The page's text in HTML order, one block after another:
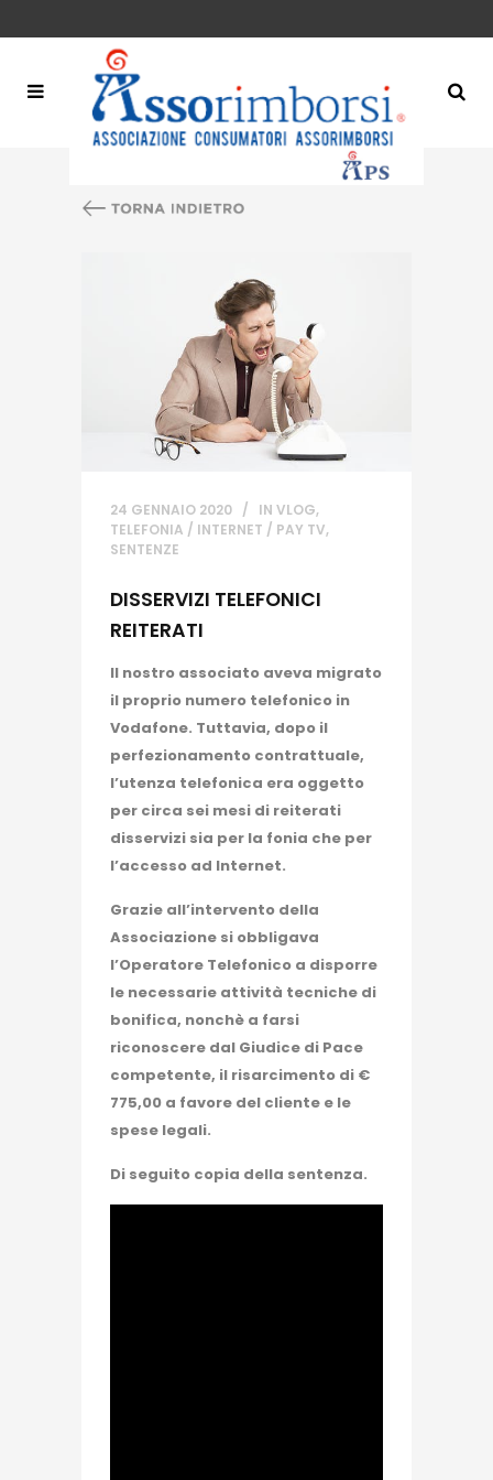
24 GENNAIO 2020 IN VLOG,
TELEFONIA / INTERNET / PAY TV,
SENTENZE
DISSERVIZI TELEFONICI
REITERATI
Il nostro associato aveva migrato
il proprio numero telefonico in
Vodafone. Tuttavia, dopo il
perfezionamento contrattuale,
l’utenza telefonica era oggetto
per circa sei mesi di reiterati
disservizi sia per la fonia che per
l’accesso ad Internet.
Grazie all’intervento della
Associazione si obbligava
l’Operatore Telefonico a disporre
le necessarie attività tecniche di
bonifica, nonchè a farsi
riconoscere dal Giudice di Pace
competente, il risarcimento di €
775,00 a favore del cliente e le
spese legali.
Di seguito copia della sentenza.